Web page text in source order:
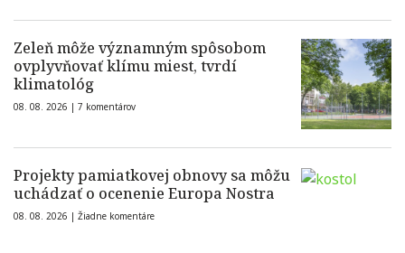
Zeleň môže významným spôsobom
ovplyvňovať klímu miest, tvrdí
klimatológ
08. 08. 2026 | 7 komentárov
Projekty pamiatkovej obnovy sa môžu
uchádzať o ocenenie Europa Nostra
08. 08. 2026 | Žiadne komentáre